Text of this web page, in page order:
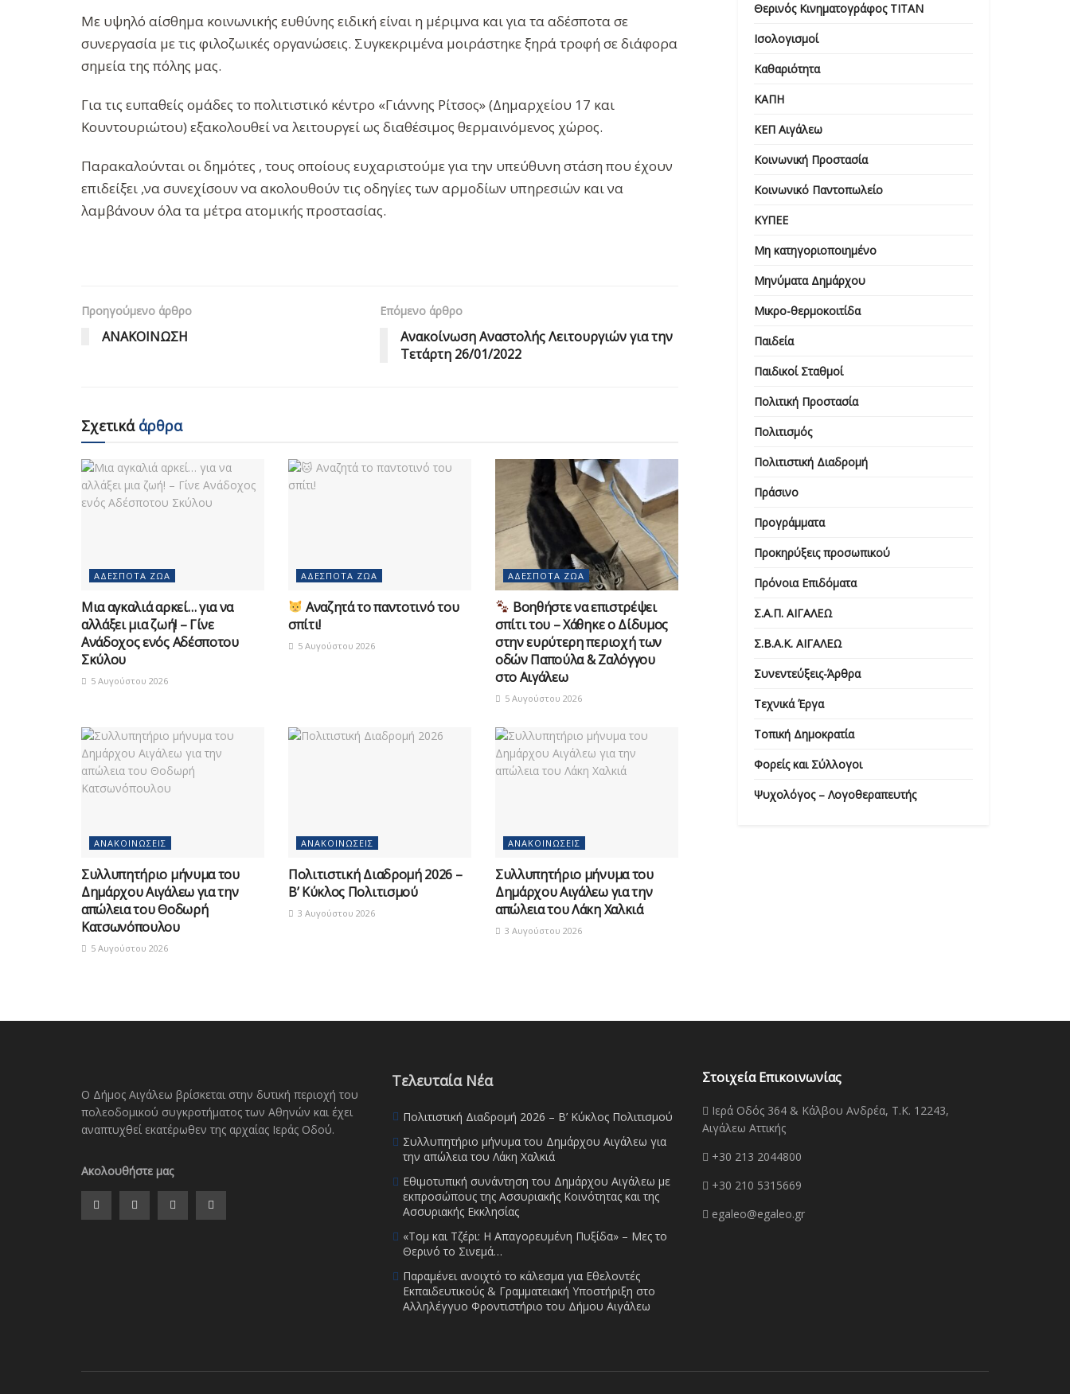
Με υψηλό αίσθημα κοινωνικής ευθύνης ειδική είναι η μέριμνα και για τα αδέσποτα σε
συνεργασία με τις φιλοζωικές οργανώσεις. Συγκεκριμένα μοιράστηκε ξηρά τροφή σε διάφορα
σημεία της πόλης μας.
Για τις ευπαθείς ομάδες το πολιτιστικό κέντρο «Γιάννης Ρίτσος» (Δημαρχείου 17 και
Κουντουριώτου) εξακολουθεί να λειτουργεί ως διαθέσιμος θερμαινόμενος χώρος.
Παρακαλούνται οι δημότες , τους οποίους ευχαριστούμε για την υπεύθυνη στάση που έχουν
επιδείξει ,να συνεχίσουν να ακολουθούν τις οδηγίες των αρμοδίων υπηρεσιών και να
λαμβάνουν όλα τα μέτρα ατομικής προστασίας.
Προηγούμενο άρθρο
ΑΝΑΚΟΙΝΩΣΗ
Επόμενο άρθρο
Ανακοίνωση Αναστολής Λειτουργιών για την
Τετάρτη 26/01/2022
Σχετικάάρθρα
ΑΔΈΣΠΟΤΑ ΖΏΑ
Μια αγκαλιά αρκεί… για να
αλλάξει μια ζωή! – Γίνε
Ανάδοχος ενός Αδέσποτου
Σκύλου
5 Αυγούστου 2026
ΑΔΈΣΠΟΤΑ ΖΏΑ
Αναζητά το παντοτινό του
σπίτι!
5 Αυγούστου 2026
ΑΔΈΣΠΟΤΑ ΖΏΑ
Βοηθήστε να επιστρέψει
σπίτι του – Χάθηκε ο Δίδυμος
στην ευρύτερη περιοχή των
οδών Παπούλα & Ζαλόγγου
στο Αιγάλεω
5 Αυγούστου 2026
ΑΝΑΚΟΙΝΏΣΕΙΣ
Συλλυπητήριο μήνυμα του
Δημάρχου Αιγάλεω για την
απώλεια του Θοδωρή
Κατσωνόπουλου
5 Αυγούστου 2026
ΑΝΑΚΟΙΝΏΣΕΙΣ
Πολιτιστική Διαδρομή 2026 –
Β’ Κύκλος Πολιτισμού
3 Αυγούστου 2026
ΑΝΑΚΟΙΝΏΣΕΙΣ
Συλλυπητήριο μήνυμα του
Δημάρχου Αιγάλεω για την
απώλεια του Λάκη Χαλκιά
3 Αυγούστου 2026
Θερινός Κινηματογράφος ΤΙΤΑΝ
Ισολογισμοί
Καθαριότητα
ΚΑΠΗ
ΚΕΠ Αιγάλεω
Κοινωνική Προστασία
Κοινωνικό Παντοπωλείο
ΚΥΠΕΕ
Μη κατηγοριοποιημένο
Μηνύματα Δημάρχου
Μικρο-θερμοκοιτίδα
Παιδεία
Παιδικοί Σταθμοί
Πολιτική Προστασία
Πολιτισμός
Πολιτιστική Διαδρομή
Πράσινο
Προγράμματα
Προκηρύξεις προσωπικού
Πρόνοια Επιδόματα
Σ.Α.Π. ΑΙΓΑΛΕΩ
Σ.Β.Α.Κ. ΑΙΓΑΛΕΩ
Συνεντεύξεις-Άρθρα
Τεχνικά Έργα
Τοπική Δημοκρατία
Φορείς και Σύλλογοι
Ψυχολόγος – Λογοθεραπευτής
Ο Δήμος Αιγάλεω βρίσκεται στην δυτική περιοχή του
πολεοδομικού συγκροτήματος των Αθηνών και έχει
αναπτυχθεί εκατέρωθεν της αρχαίας Ιεράς Οδού.
Ακολουθήστε μας
Τελευταία Νέα
Πολιτιστική Διαδρομή 2026 – Β’ Κύκλος Πολιτισμού
Συλλυπητήριο μήνυμα του Δημάρχου Αιγάλεω για
την απώλεια του Λάκη Χαλκιά
Εθιμοτυπική συνάντηση του Δημάρχου Αιγάλεω με
εκπροσώπους της Ασσυριακής Κοινότητας και της
Ασσυριακής Εκκλησίας
«Τομ και Τζέρι: Η Απαγορευμένη Πυξίδα» – Μες το
Θερινό το Σινεμά…
Παραμένει ανοιχτό το κάλεσμα για Εθελοντές
Εκπαιδευτικούς & Γραμματειακή Υποστήριξη στο
Αλληλέγγυο Φροντιστήριο του Δήμου Αιγάλεω
Στοιχεία Επικοινωνίας
Ιερά Οδός 364 & Κάλβου Ανδρέα, Τ.Κ. 12243,
Αιγάλεω Αττικής
+30 213 2044800
+30 210 5315669
egaleo@egaleo.gr